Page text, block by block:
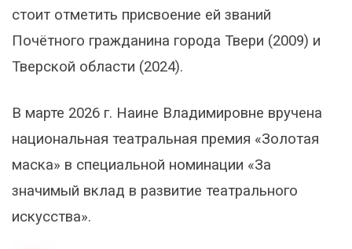
стоит отметить присвоение ей званий
Почётного гражданина города Твери (2009) и
Тверской области (2024).
В марте 2026 г. Наине Владимировне вручена
национальная театральная премия «Золотая
маска» в специальной номинации «За
значимый вклад в развитие театрального
искусства».